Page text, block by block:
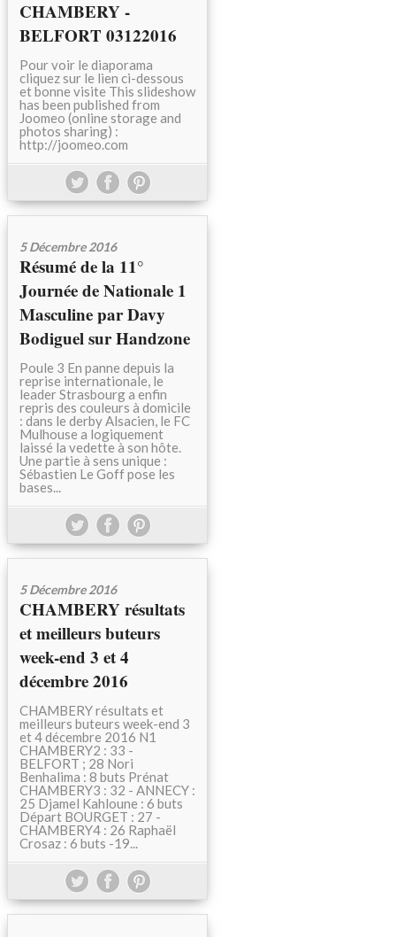
CHAMBERY -
BELFORT 03122016
Pour voir le diaporama
cliquez sur le lien ci-dessous
et bonne visite This slideshow
has been published from
Joomeo (online storage and
photos sharing) :
http://joomeo.com
5 Décembre 2016
Résumé de la 11°
Journée de Nationale 1
Masculine par Davy
Bodiguel sur Handzone
Poule 3 En panne depuis la
reprise internationale, le
leader Strasbourg a enfin
repris des couleurs à domicile
: dans le derby Alsacien, le FC
Mulhouse a logiquement
laissé la vedette à son hôte.
Une partie à sens unique :
Sébastien Le Goff pose les
bases...
5 Décembre 2016
CHAMBERY résultats
et meilleurs buteurs
week-end 3 et 4
décembre 2016
CHAMBERY résultats et
meilleurs buteurs week-end 3
et 4 décembre 2016 N1
CHAMBERY2 : 33 -
BELFORT ; 28 Nori
Benhalima : 8 buts Prénat
CHAMBERY3 : 32 - ANNECY :
25 Djamel Kahloune : 6 buts
Départ BOURGET : 27 -
CHAMBERY4 : 26 Raphaël
Crosaz : 6 buts -19...